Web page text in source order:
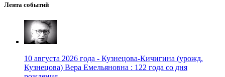
Лента событий
10 августа 2026 года - Кузнецова-Кичигина (урожд.
Кузнецова) Вера Емельяновна : 122 года со дня